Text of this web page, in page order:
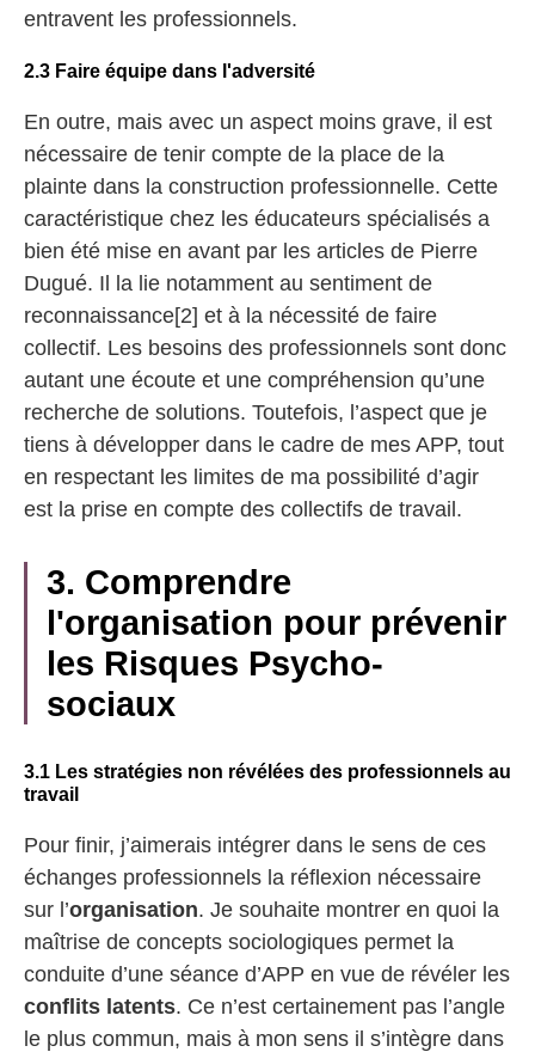
entravent les professionnels.
2.3 Faire équipe dans l'adversité
En outre, mais avec un aspect moins grave, il est
nécessaire de tenir compte de la place de la
plainte dans la construction professionnelle. Cette
caractéristique chez les éducateurs spécialisés a
bien été mise en avant par les articles de Pierre
Dugué. Il la lie notamment au sentiment de
reconnaissance[2] et à la nécessité de faire
collectif. Les besoins des professionnels sont donc
autant une écoute et une compréhension qu’une
recherche de solutions. Toutefois, l’aspect que je
tiens à développer dans le cadre de mes APP, tout
en respectant les limites de ma possibilité d’agir
est la prise en compte des collectifs de travail.
3. Comprendre
l'organisation pour prévenir
les Risques Psycho-
sociaux
3.1 Les stratégies non révélées des professionnels au
travail
Pour finir, j’aimerais intégrer dans le sens de ces
échanges professionnels la réflexion nécessaire
sur l’organisation. Je souhaite montrer en quoi la
maîtrise de concepts sociologiques permet la
conduite d’une séance d’APP en vue de révéler les
conflits latents. Ce n’est certainement pas l’angle
le plus commun, mais à mon sens il s’intègre dans